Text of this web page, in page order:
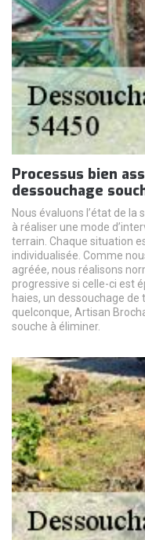
Processus bien
dessouchage
Nous évaluons l’état de la
à réaliser une mode
terrain. Chaque situation
individualisée. Comme
agréée, nous réalisons
progressive si celle-ci est
haies, un dessouchage
quelconque, Artisan
souche à éliminer.